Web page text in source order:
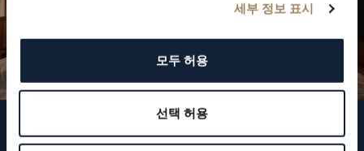
세부 정보 표시
모두 허용
선택 허용
브레게 팔로우하기